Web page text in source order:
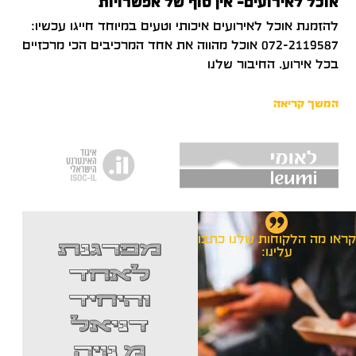
להזמנת אוכל לאירועים איכותי וטעים במיוחד חייגו עכשיו:
072-2119587 אוכל מהווה את אחד המרכיבים הכי מרכזיים
בכל אירוע. החיבור שלנו
המשך קריאה
קראו מה הלקוחות שלנו כתבו
עלינו:
התקשרת
י לנויה
פוד והם
ממש
הצילו
מפרגנת
לאחד
והיחיד
דניאל
מ נויה